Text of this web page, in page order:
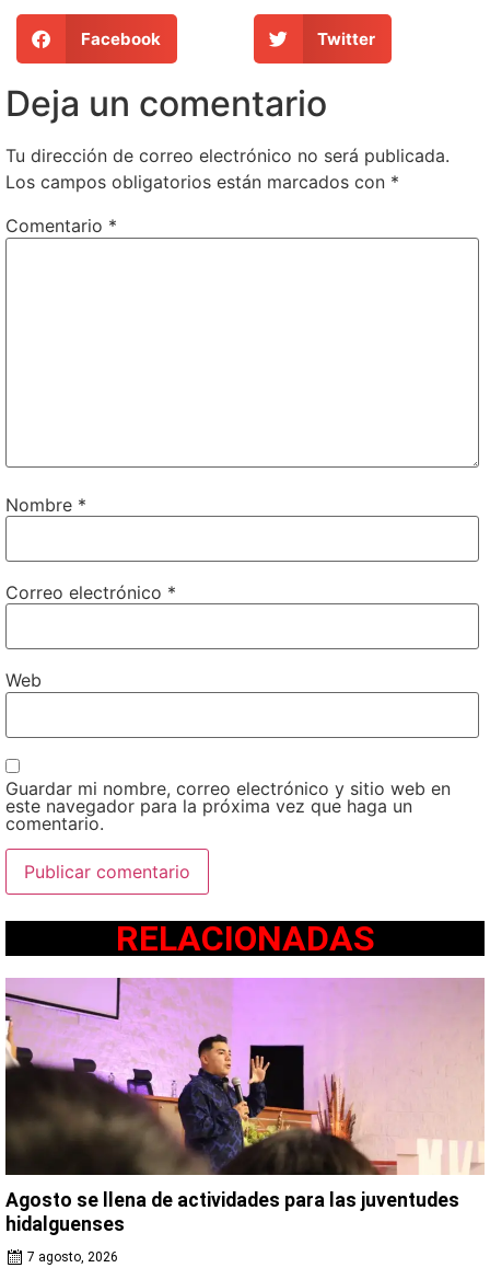
Facebook Twitter
Deja un comentario
Tu dirección de correo electrónico no será publicada.
Los campos obligatorios están marcados con *
Comentario *
Nombre *
Correo electrónico *
Web
Guardar mi nombre, correo electrónico y sitio web en
este navegador para la próxima vez que haga un
comentario.
RELACIONADAS
Agosto se llena de actividades para las juventudes
hidalguenses
7 agosto, 2026